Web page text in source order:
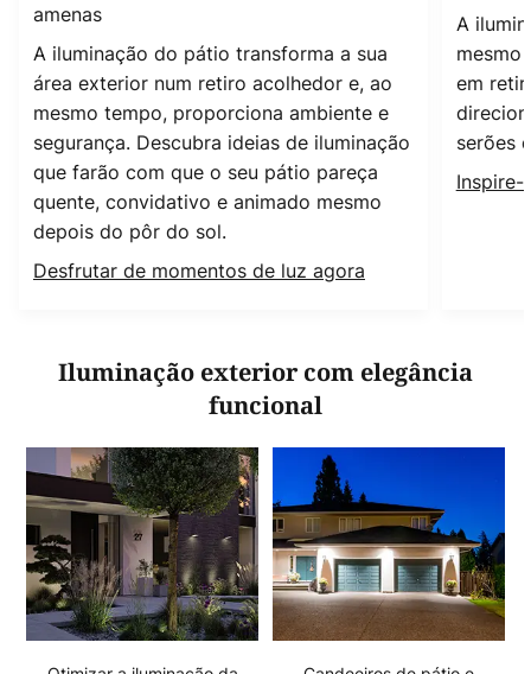
amenas
A iluminação do pátio transforma a sua
área exterior num retiro acolhedor e, ao
mesmo tempo, proporciona ambiente e
segurança. Descubra ideias de iluminação
que farão com que o seu pátio pareça
quente, convidativo e animado mesmo
depois do pôr do sol.
Desfrutar de momentos de luz agora
A
mesmo
em
serões
Inspire-
Iluminação exterior com elegância
funcional